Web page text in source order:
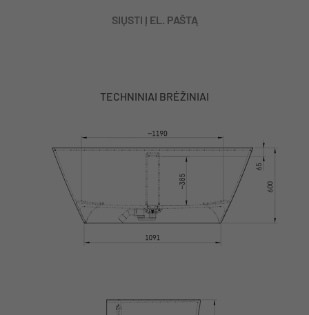
SIŲSTI Į EL. PAŠTĄ
TECHNINIAI BRĖŽINIAI